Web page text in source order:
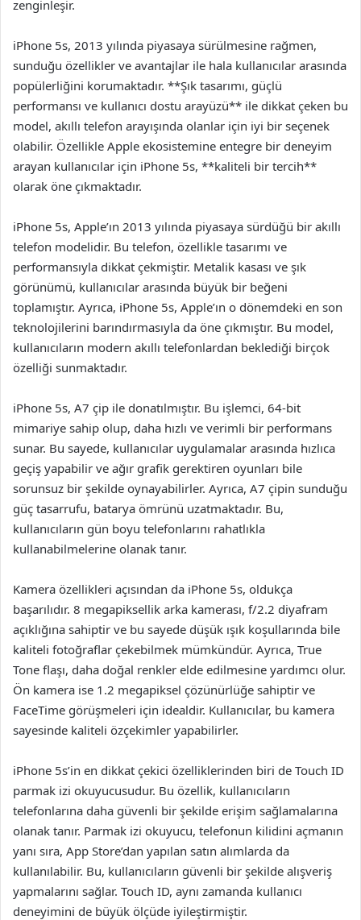
zenginleşir.
iPhone 5s, 2013 yılında piyasaya sürülmesine rağmen,
sunduğu özellikler ve avantajlar ile hala kullanıcılar arasında
popülerliğini korumaktadır. **Şık tasarımı, güçlü
performansı ve kullanıcı dostu arayüzü** ile dikkat çeken bu
model, akıllı telefon arayışında olanlar için iyi bir seçenek
olabilir. Özellikle Apple ekosistemine entegre bir deneyim
arayan kullanıcılar için iPhone 5s, **kaliteli bir tercih**
olarak öne çıkmaktadır.
iPhone 5s, Apple’ın 2013 yılında piyasaya sürdüğü bir akıllı
telefon modelidir. Bu telefon, özellikle tasarımı ve
performansıyla dikkat çekmiştir. Metalik kasası ve şık
görünümü, kullanıcılar arasında büyük bir beğeni
toplamıştır. Ayrıca, iPhone 5s, Apple’ın o dönemdeki en son
teknolojilerini barındırmasıyla da öne çıkmıştır. Bu model,
kullanıcıların modern akıllı telefonlardan beklediği birçok
özelliği sunmaktadır.
iPhone 5s, A7 çip ile donatılmıştır. Bu işlemci, 64-bit
mimariye sahip olup, daha hızlı ve verimli bir performans
sunar. Bu sayede, kullanıcılar uygulamalar arasında hızlıca
geçiş yapabilir ve ağır grafik gerektiren oyunları bile
sorunsuz bir şekilde oynayabilirler. Ayrıca, A7 çipin sunduğu
güç tasarrufu, batarya ömrünü uzatmaktadır. Bu,
kullanıcıların gün boyu telefonlarını rahatlıkla
kullanabilmelerine olanak tanır.
Kamera özellikleri açısından da iPhone 5s, oldukça
başarılıdır. 8 megapiksellik arka kamerası, f/2.2 diyafram
açıklığına sahiptir ve bu sayede düşük ışık koşullarında bile
kaliteli fotoğraflar çekebilmek mümkündür. Ayrıca, True
Tone flaşı, daha doğal renkler elde edilmesine yardımcı olur.
Ön kamera ise 1.2 megapiksel çözünürlüğe sahiptir ve
FaceTime görüşmeleri için idealdir. Kullanıcılar, bu kamera
sayesinde kaliteli özçekimler yapabilirler.
iPhone 5s’in en dikkat çekici özelliklerinden biri de Touch ID
parmak izi okuyucusudur. Bu özellik, kullanıcıların
telefonlarına daha güvenli bir şekilde erişim sağlamalarına
olanak tanır. Parmak izi okuyucu, telefonun kilidini açmanın
yanı sıra, App Store’dan yapılan satın alımlarda da
kullanılabilir. Bu, kullanıcıların güvenli bir şekilde alışveriş
yapmalarını sağlar. Touch ID, aynı zamanda kullanıcı
deneyimini de büyük ölçüde iyileştirmiştir.